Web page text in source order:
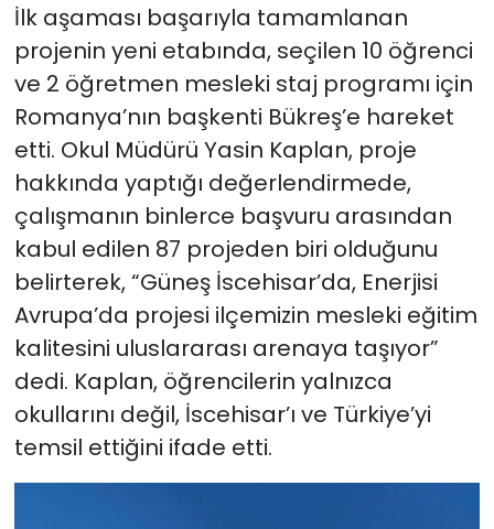
İlk aşaması başarıyla tamamlanan
projenin yeni etabında, seçilen 10 öğrenci
ve 2 öğretmen mesleki staj programı için
Romanya’nın başkenti Bükreş’e hareket
etti. Okul Müdürü Yasin Kaplan, proje
hakkında yaptığı değerlendirmede,
çalışmanın binlerce başvuru arasından
kabul edilen 87 projeden biri olduğunu
belirterek, “Güneş İscehisar’da, Enerjisi
Avrupa’da projesi ilçemizin mesleki eğitim
kalitesini uluslararası arenaya taşıyor”
dedi. Kaplan, öğrencilerin yalnızca
okullarını değil, İscehisar’ı ve Türkiye’yi
temsil ettiğini ifade etti.